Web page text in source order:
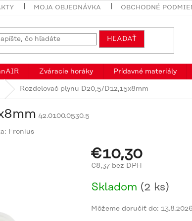
MOJA OBJEDNÁVKA OBCHODNÉ
HĽADAŤ
Zváracie horáky Prídavné materiály
Rozdelovač plynu D20,5/D12,15x8mm
42.0100.0530.5
Fronius
€10,30
€8,37 bez DPH
cena:
Skladom (2 ks)
Môžeme doručiť do: 13.8.2026